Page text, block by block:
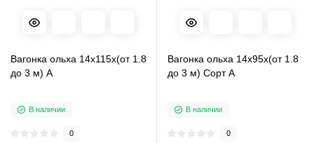
Вагонка ольха 14х115х(от 1.8
до 3 м) А
В наличии
0
Вагонка ольха 14х95х(от 1.8
до 3 м) Сорт А
В наличии
0